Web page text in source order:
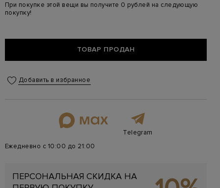
При покупке этой вещи вы получите 0 рублей на следующую
покупку!
ТОВАР ПРОДАН
Добавить в избранное
Telegram
Ежедневно с 10:00 до 21:00
ПЕРСОНАЛЬНАЯ СКИДКА НА